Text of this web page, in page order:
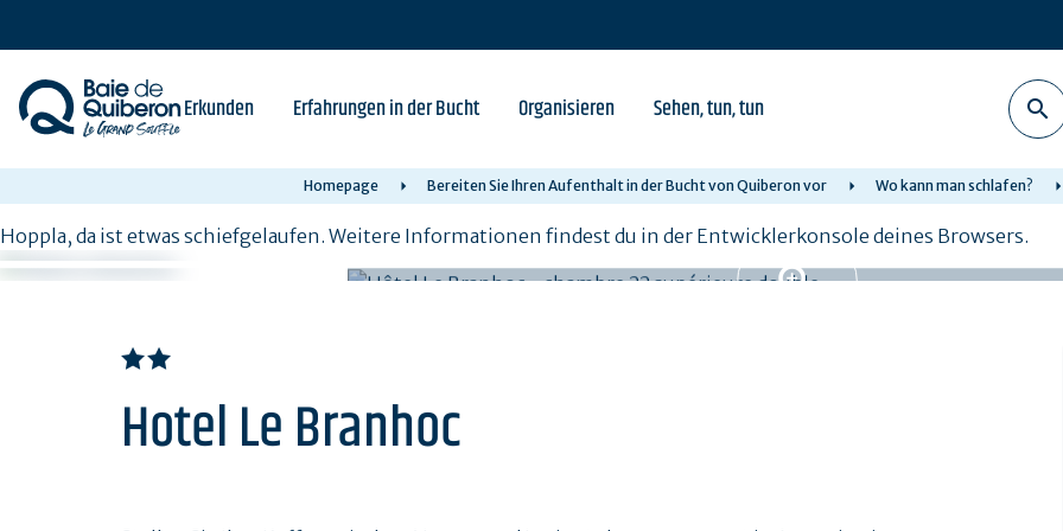
content
Erkunden Erfahrungen in der Bucht Organisieren Sehen, tun, tun
Homepage Bereiten Sie Ihren Aufenthalt in der Bucht von Quiberon vor Wo kann man schlafen?
Hoppla, da ist etwas schiefgelaufen. Weitere Informationen findest du in der Entwicklerkonsole deines Browsers.
Hotel Le Branhoc